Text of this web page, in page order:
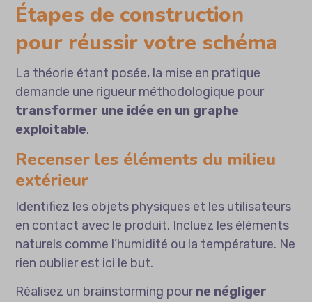
Étapes de construction
pour réussir votre schéma
La théorie étant posée, la mise en pratique
demande une rigueur méthodologique pour
transformer une idée en un graphe
exploitable.
Recenser les éléments du milieu
extérieur
Identifiez les objets physiques et les utilisateurs
en contact avec le produit. Incluez les éléments
naturels comme l’humidité ou la température. Ne
rien oublier est ici le but.
Réalisez un brainstorming pourne négliger